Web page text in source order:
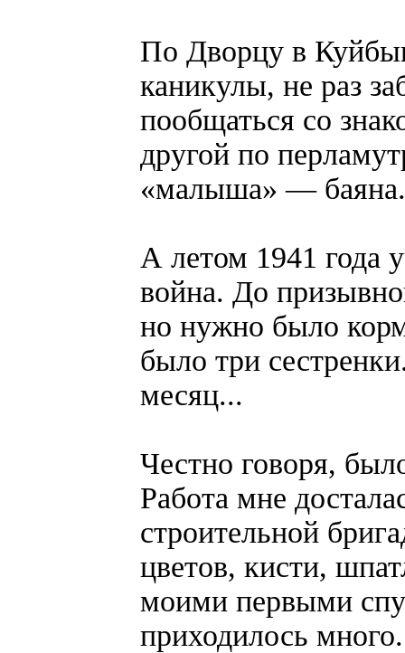
По Дворцу в
каникулы, не раз
пообщаться со
другой по
«малыша» — баяна.
А летом 1941 года
война. До
но нужно было
было три
месяц...
Честно говоря,
Работа мне
строительной
цветов, кисти,
моими первыми
приходилось